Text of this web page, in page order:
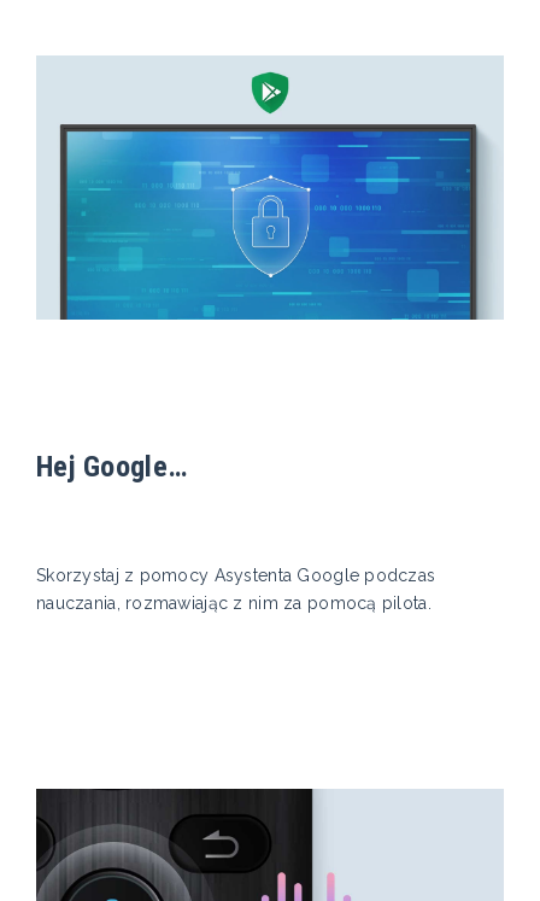
Hej Google…
Skorzystaj z pomocy Asystenta Google podczas
nauczania, rozmawiając z nim za pomocą pilota.